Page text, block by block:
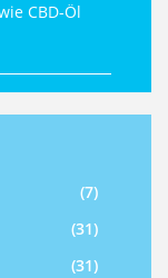
CBD-Öl
(7)
(31)
(31)